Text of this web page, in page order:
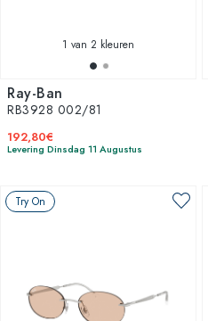
1 van 2 kleuren
Ray-Ban
RB3928 002/81
192,80€
Levering Dinsdag 11 Augustus
Try On